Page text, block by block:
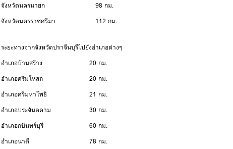
จังหวัดนครนายก
98 กม.
จังหวัดนครราชศรีมา
112 กม.
ระยะทางจากจังหวัดปราจีนบุรีไปยังอำเภอต่างๆ
อำเภอบ้านสร้าง
20 กม.
อำเภอศรีมโหสถ
20 กม.
อำเภอศรีมหาโพธิ
21 กม.
อำเภอประจันตคาม
30 กม.
อำเภอกบินทร์บุรี
60 กม.
อำเภอนาดี
78 กม.